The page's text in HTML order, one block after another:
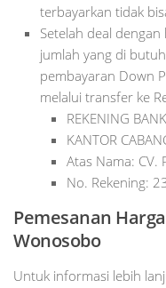
terbayarkan tidak
Setelah deal
jumlah yang di
pembayaran Down
melalui transfer ke
REKENING
KANTOR
Atas Nama: CV.
No. Rekening:
Pemesanan
Wonosobo
Untuk informasi lebih